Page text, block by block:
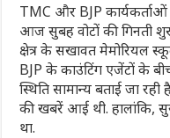
TMC और BJP
आज सुबह वोटों की गिनती
क्षेत्र के सखावत मेमोरियल
BJP के काउंटिंग एजेंटों के
स्थिति सामान्य बताई जा
की खबरें आई थी. हालांकि,
था.